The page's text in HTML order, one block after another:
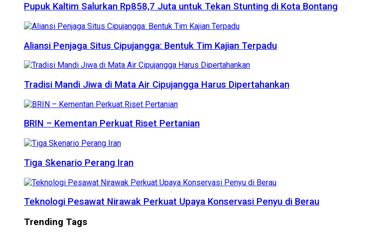
Pupuk Kaltim Salurkan Rp858,7 Juta untuk Tekan Stunting di Kota Bontang
Aliansi Penjaga Situs Cipujangga: Bentuk Tim Kajian Terpadu
Tradisi Mandi Jiwa di Mata Air Cipujangga Harus Dipertahankan
BRIN – Kementan Perkuat Riset Pertanian
Tiga Skenario Perang Iran
Teknologi Pesawat Nirawak Perkuat Upaya Konservasi Penyu di Berau
Trending Tags